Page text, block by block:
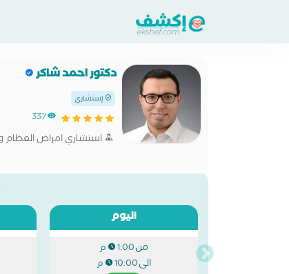
دكتور احمد شاكر
إستشاري
337
استشاري امراض العظام
اليوم
من1:00 م
الى10:00 م